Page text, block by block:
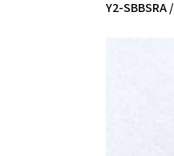
Y2-SBBSRA /